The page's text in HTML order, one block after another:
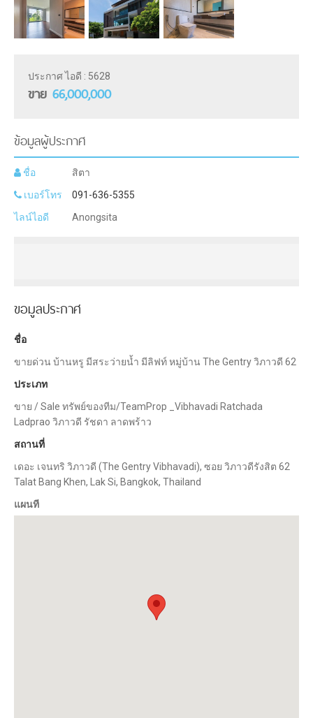
ประกาศ ไอดี : 5628
ขาย 66,000,000
ข้อมูลผู้ประกาศ
ชื่อ
สิตา
เบอร์โทร
091-636-5355
ไลน์ไอดี
Anongsita
ขอมูลประกาศ
ชื่อ
ขายด่วน บ้านหรู มีสระว่ายน้ำ มีลิฟท์ หมู่บ้าน The Gentry วิภาวดี 62
ประเภท
ขาย / Sale ทรัพย์ของทีม/TeamProp _Vibhavadi Ratchada
Ladprao วิภาวดี รัชดา ลาดพร้าว
สถานที่
เดอะ เจนทริ วิภาวดี (The Gentry Vibhavadi), ซอย วิภาวดีรังสิต 62
Talat Bang Khen, Lak Si, Bangkok, Thailand
แผนที